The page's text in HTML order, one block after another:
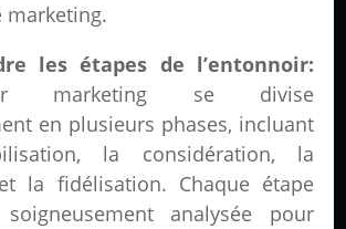
marketing.
les étapes de l’entonnoir:
marketing se divise
en plusieurs phases, incluant
la considération, la
la fidélisation. Chaque étape
analysée pour